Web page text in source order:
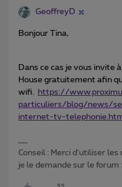
GeoffreyD
Bonjour Tina,
Dans ce cas je vous invite
House gratuitement afin
wifi. https://
particuliers/blog/news/
internet-tv-
Conseil : Merci d'utiliser
je le demande sur le forum